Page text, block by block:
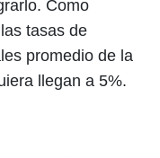
Como
tasas de
promedio de la
llegan a 5%.